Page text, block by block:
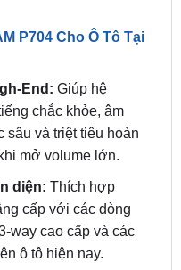
P704 Cho Ô Tô Tại
End: Giúp hệ
chắc khỏe, âm
sâu và triệt tiêu hoàn
mở volume lớn.
diện: Thích hợp
cấp với các dòng
way cao cấp và các
ô tô hiện nay.